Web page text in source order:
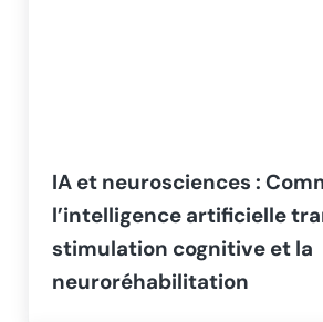
IA et neurosciences :
l’intelligence artificielle
stimulation cognitive et la
neuroréhabilitation